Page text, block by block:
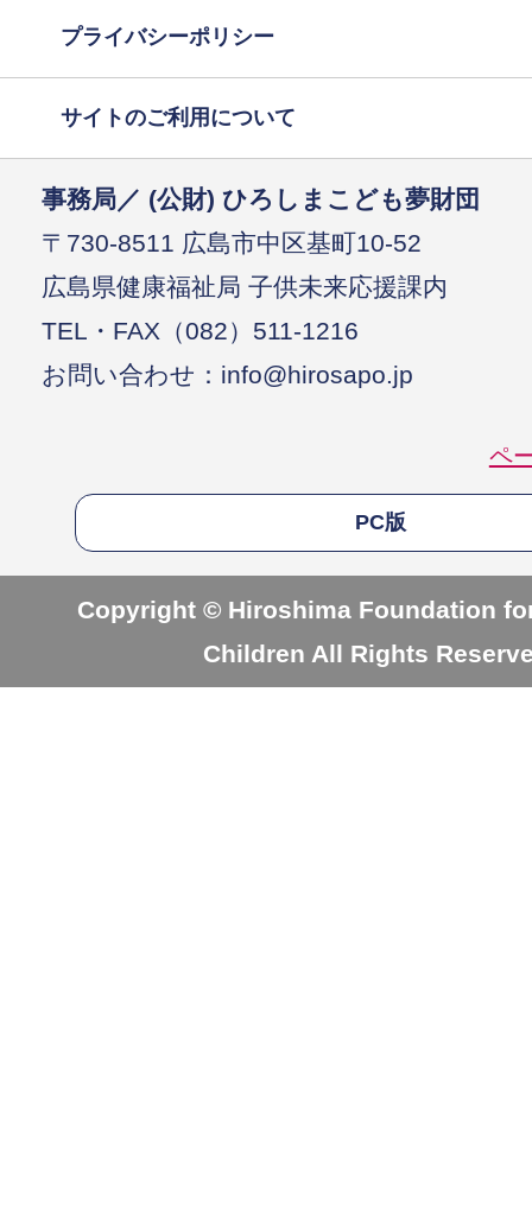
プライバシーポリシー
サイトのご利用について
事務局／ (公財) ひろしまこども夢財団
〒730-8511 広島市中区基町10-52
広島県健康福祉局 子供未来応援課内
TEL・FAX（082）511-1216
お問い合わせ：info@hirosapo.jp
ペ
PC版
Copyright © Hiroshima Foundation
Children All Rights